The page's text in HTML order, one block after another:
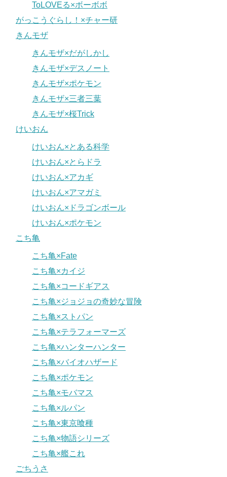
ToLOVEる×ボーボボ
がっこうぐらし！×チャー研
きんモザ
きんモザ×だがしかし
きんモザ×デスノート
きんモザ×ポケモン
きんモザ×三者三葉
きんモザ×桜Trick
けいおん
けいおん×とある科学
けいおん×とらドラ
けいおん×アカギ
けいおん×アマガミ
けいおん×ドラゴンボール
けいおん×ポケモン
こち亀
こち亀×Fate
こち亀×カイジ
こち亀×コードギアス
こち亀×ジョジョの奇妙な冒険
こち亀×ストパン
こち亀×テラフォーマーズ
こち亀×ハンターハンター
こち亀×バイオハザード
こち亀×ポケモン
こち亀×モバマス
こち亀×ルパン
こち亀×東京喰種
こち亀×物語シリーズ
こち亀×艦これ
ごちうさ